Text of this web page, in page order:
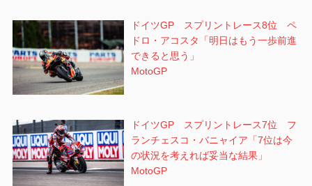
ドイツGP スプリントレース8位 ペ
ドロ・アコスタ「明日はもう一歩前進
できると思う」
MotoGP
ドイツGP スプリントレース7位 フ
ランチェスコ・バニャイア「7位は今
の状況を考えれば妥当な結果」
MotoGP